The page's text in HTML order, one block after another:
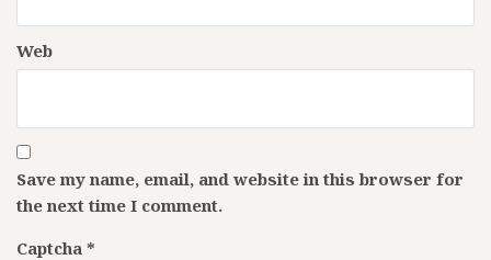
Web
Save my name, email, and website in this browser for
the next time I comment.
Captcha *